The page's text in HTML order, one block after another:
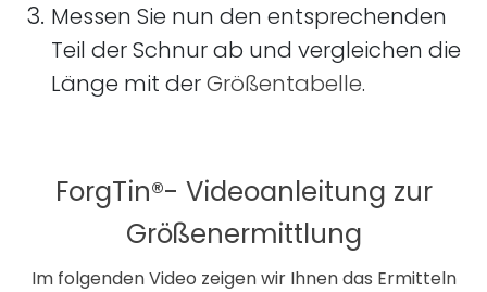
Messen Sie nun den entsprechenden
Teil der Schnur ab und vergleichen die
Länge mit derGrößentabelle.
ForgTin®- Videoanleitung zur
Größenermittlung
Im folgenden Video zeigen wir Ihnen das Ermitteln